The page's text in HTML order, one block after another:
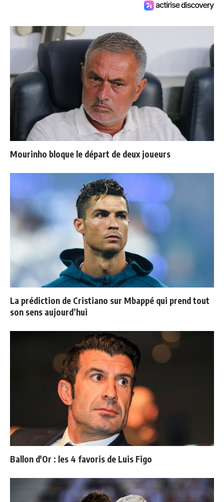
Mourinho bloque le départ de deux joueurs
La prédiction de Cristiano sur Mbappé qui prend tout
son sens aujourd’hui
Ballon d'Or : les 4 favoris de Luis Figo